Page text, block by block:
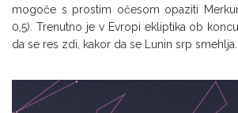
mogoče s prostim očesom opaziti
0,5). Trenutno je v Evropi ekliptika ob
da se res zdi, kakor da se Lunin srp smehlja.